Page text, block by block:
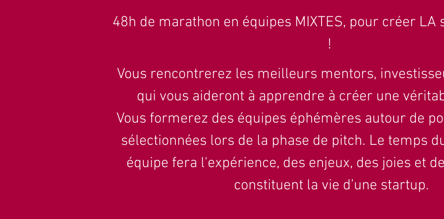
​48h de marathon en équipes MIXTES, pour créer LA
!
Vous rencontrerez les meilleurs mentors, i
qui vous aideront à apprendre à créer une
Vous formerez des équipes éphémères autour de
sélectionnées lors de la phase de pitch. Le temps
équipe fera l'expérience, des enjeux, des joies et
constituent la vie d’une startup.